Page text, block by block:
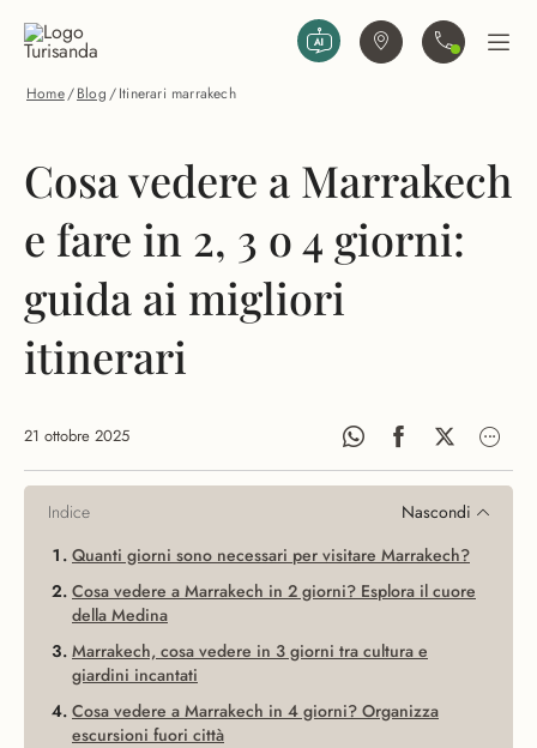
Trova agenziaContattaciApri
Home/Blog/Itinerari marrakech
Cosa vedere a Marrakech
e fare in 2, 3 o 4 giorni:
guida ai migliori
itinerari
21 ottobre 2025
Indice
Nascondi
Quanti giorni sono necessari per visitare Marrakech?
Cosa vedere a Marrakech in 2 giorni? Esplora il cuore
della Medina
Marrakech, cosa vedere in 3 giorni tra cultura e
giardini incantati
Cosa vedere a Marrakech in 4 giorni? Organizza
escursioni fuori città